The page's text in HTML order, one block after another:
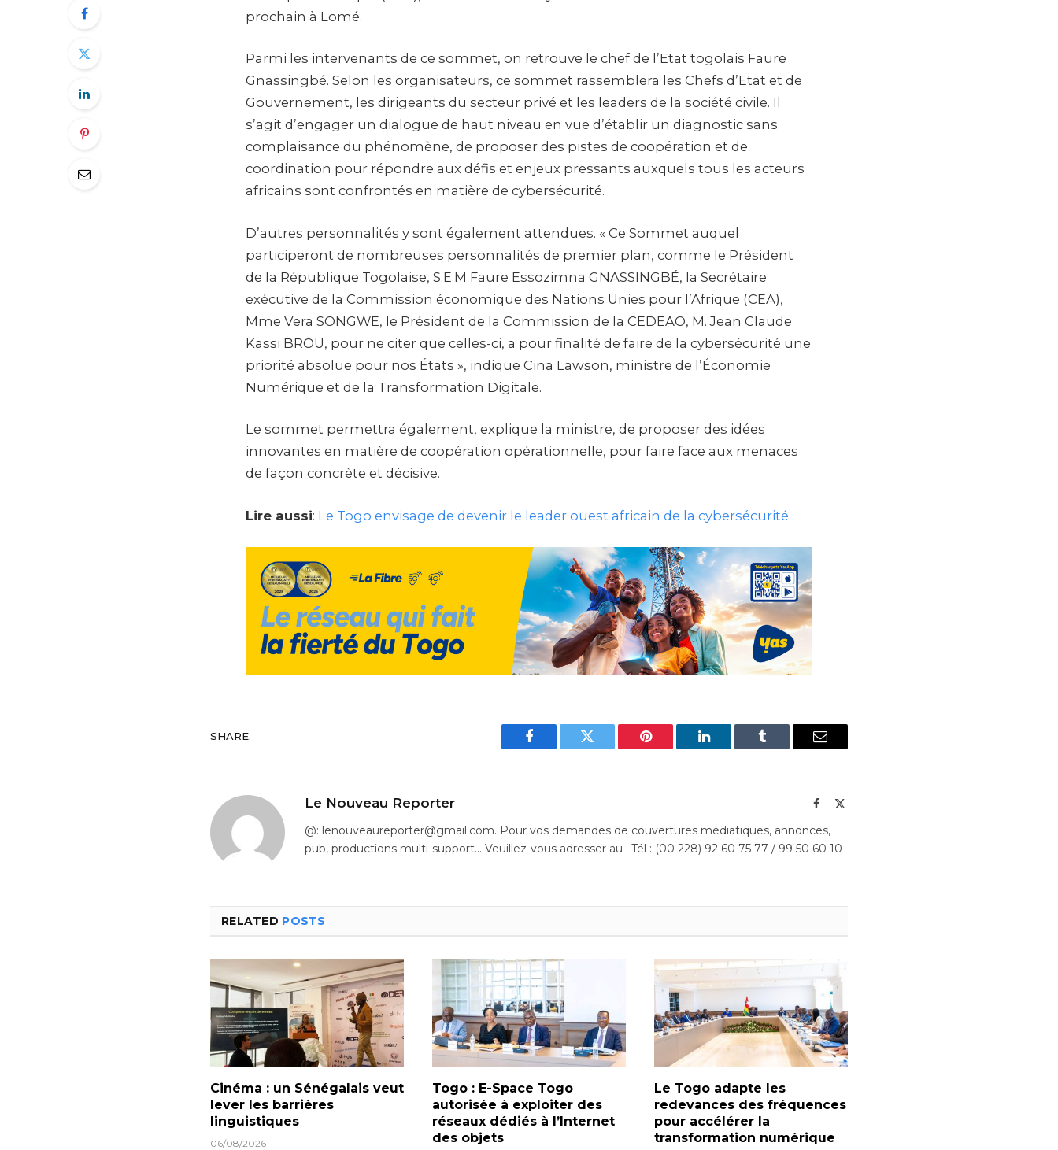
prochain à Lomé.
Parmi les intervenants de ce sommet, on retrouve le chef de l’Etat togolais Faure
Gnassingbé. Selon les organisateurs, ce sommet rassemblera les Chefs d’Etat et de
Gouvernement, les dirigeants du secteur privé et les leaders de la société civile. Il
s’agit d’engager un dialogue de haut niveau en vue d’établir un diagnostic sans
complaisance du phénomène, de proposer des pistes de coopération et de
coordination pour répondre aux défis et enjeux pressants auxquels tous les acteurs
africains sont confrontés en matière de cybersécurité.
D’autres personnalités y sont également attendues. « Ce Sommet auquel
participeront de nombreuses personnalités de premier plan, comme le Président
de la République Togolaise, S.E.M Faure Essozimna GNASSINGBÉ, la Secrétaire
exécutive de la Commission économique des Nations Unies pour l’Afrique (CEA),
Mme Vera SONGWE, le Président de la Commission de la CEDEAO, M. Jean Claude
Kassi BROU, pour ne citer que celles-ci, a pour finalité de faire de la cybersécurité une
priorité absolue pour nos États », indique Cina Lawson, ministre de l’Économie
Numérique et de la Transformation Digitale.
Le sommet permettra également, explique la ministre, de proposer des idées
innovantes en matière de coopération opérationnelle, pour faire face aux menaces
de façon concrète et décisive.
Lire aussi: Le Togo envisage de devenir le leader ouest africain de la cybersécurité
SHARE.
Facebook Twitter Pinterest LinkedIn Tumblr Email
Le Nouveau Reporter Facebook
@: lenouveaureporter@gmail.com. Pour vos demandes de couvertures médiatiques, annonces,
pub, productions multi-support… Veuillez-vous adresser au : Tél : (00 228) 92 60 75 77 / 99 50 60 10
RELATED POSTS
Cinéma : un Sénégalais veut
lever les barrières
linguistiques
06/08/2026
Togo : E-Space Togo
autorisée à exploiter des
réseaux dédiés à l’Internet
des objets
Le Togo adapte les
redevances des fréquences
pour accélérer la
transformation numérique